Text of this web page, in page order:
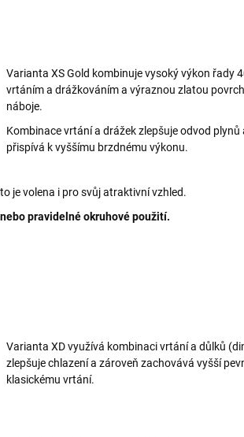
Varianta XS Gold kombinuje vysoký výkon řady
vrtáním a drážkováním a výraznou zlatou
náboje.
Kombinace vrtání a drážek zlepšuje odvod plynů
přispívá k vyššímu brzdnému výkonu.
je volena i pro svůj atraktivní vzhled.
pravidelné okruhové použití.
Varianta XD využívá kombinaci vrtání a důlků
zlepšuje chlazení a zároveň zachovává vyšší
klasickému vrtání.